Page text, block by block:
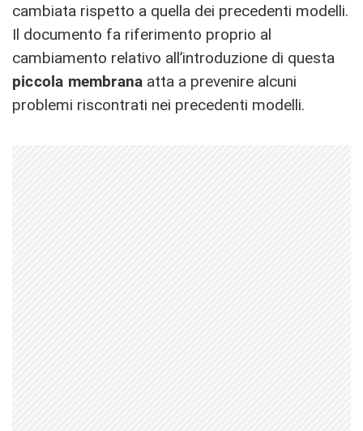
cambiata rispetto a quella dei precedenti modelli.
Il documento fa riferimento proprio al
cambiamento relativo all’introduzione di questa
piccola membrana atta a prevenire alcuni
problemi riscontrati nei precedenti modelli.